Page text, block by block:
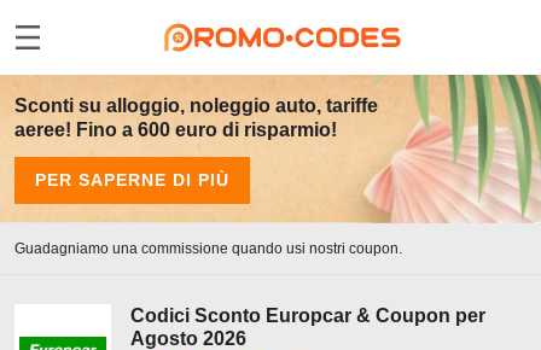
Sconti su alloggio, noleggio auto, tariffe
aeree! Fino a 600 euro di risparmio!
PER SAPERNE DI PIÙ
Guadagniamo una commissione quando usi nostri coupon.
Codici Sconto Europcar & Coupon per
Agosto 2026